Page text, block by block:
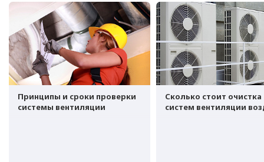
Принципы и сроки проверки
системы вентиляции
Сколько стоит очистка
систем вентиляции